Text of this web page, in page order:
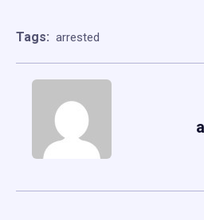
Tags: arrested